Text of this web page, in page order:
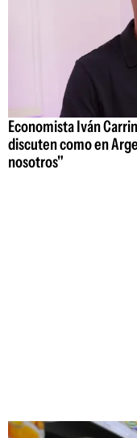
Economista Iván
discuten como en
nosotros"